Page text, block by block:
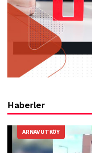
Haberler
ARNAVUTKÖY